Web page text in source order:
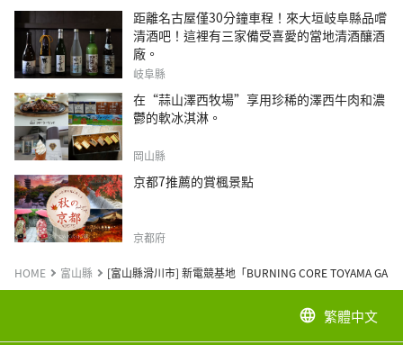
距離名古屋僅30分鐘車程！來大垣岐阜縣品嚐
清酒吧！這裡有三家備受喜愛的當地清酒釀酒
廠。
岐阜縣
在“蒜山澤西牧場”享用珍稀的澤西牛肉和濃
鬱的軟冰淇淋。
岡山縣
京都7推薦的賞楓景點
京都府
HOME 富山縣 [富山縣滑川市] 新電競基地「BURNING CORE TOYAMA
language 繁體中文